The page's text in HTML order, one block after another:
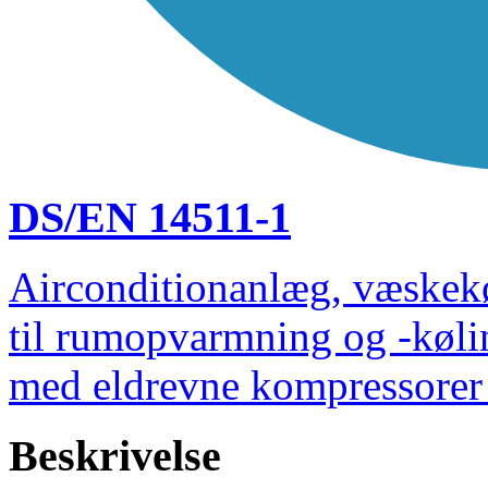
DS/EN 14511-1
Airconditionanlæg,
til rumopvarmning og -
med eldrevne
Beskrivelse